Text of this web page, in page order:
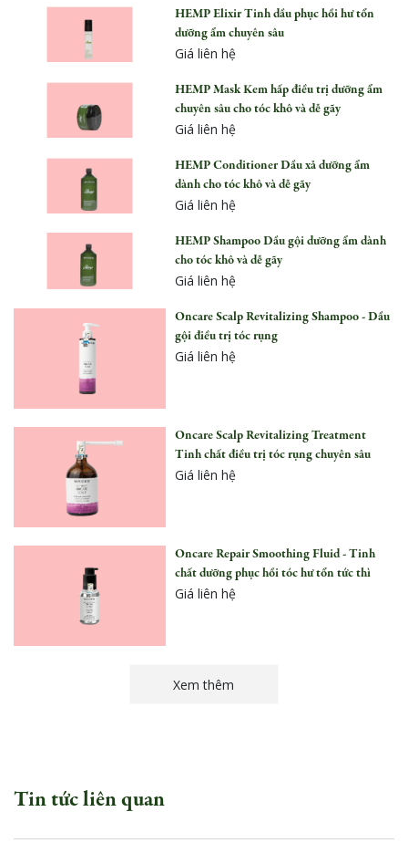
HEMP Elixir Tinh dầu phục hồi hư tổn
dưỡng ẩm chuyên sâu
Giá liên hệ
HEMP Mask Kem hấp điều trị dưỡng ẩm
chuyên sâu cho tóc khô và dễ gãy
Giá liên hệ
HEMP Conditioner Dầu xả dưỡng ẩm
dành cho tóc khô và dễ gãy
Giá liên hệ
HEMP Shampoo Dầu gội dưỡng ẩm dành
cho tóc khô và dễ gãy
Giá liên hệ
Oncare Scalp Revitalizing Shampoo - Dầu
gội điều trị tóc rụng
Giá liên hệ
Oncare Scalp Revitalizing Treatment
Tinh chất điều trị tóc rụng chuyên sâu
Giá liên hệ
Oncare Repair Smoothing Fluid - Tinh
chất dưỡng phục hồi tóc hư tổn tức thì
Giá liên hệ
Xem thêm
Tin tức liên quan